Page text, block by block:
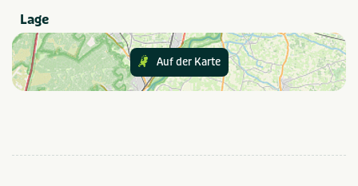
Brood verkrijgbaar op
camping
Snackbar en/of
afhaalmaaltijden (< 100m)
Winkel (< 100m)
Lage
Auf der Karte